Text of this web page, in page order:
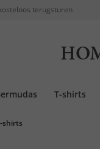
terugsturen
T-shirts
shirts